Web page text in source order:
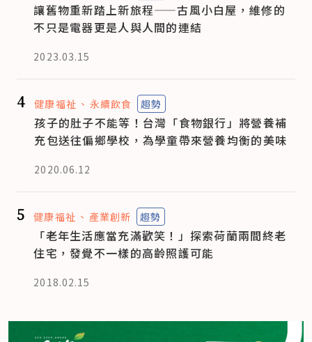
讓舊物重新踏上新旅程——古風小白屋，維修的
不只是電器更是人與人間的連結
2023.03.15
4 健康福祉 永續飲食 趨勢
孩子的肚子不能等！台灣「食物銀行」將營養補
充包送往偏鄉學校，為學童帶來營養均衡的美味
2020.06.12
5 健康福祉 產業創新 趨勢
「老年生活應當充滿歡笑！」探索荷蘭兩間終老
住宅，發覺不一樣的高齡照護可能
2018.02.15